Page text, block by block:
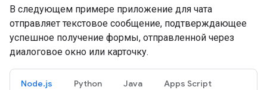
В следующем примере приложение для чата
отправляет текстовое сообщение, подтверждающее
успешное получение формы, отправленной через
диалоговое окно или карточку.
Node.js Python Java Apps Script